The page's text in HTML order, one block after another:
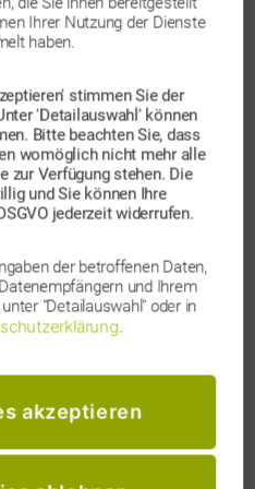
gibt, die unendlich viele
mit zielgerichteter Werbung
dass es der Kunde überhaupt
ganzen Thema ist, dass die
mit einer komplexen
Rechtsprechung einhergeht.
Konsequenzen, die Rechte
TCF, ePrivacy, TTDSG,
“beängstigend”.
Datenschutz auch
in der Werbe- bzw. Online-
Auslegung der Gesetze und
keine Planungssicherheit.
Ihrer Nutzung der Dienste
haben.
stimmen Sie der
'Detailauswahl' können
Bitte beachten Sie, dass
womöglich nicht mehr alle
zur Verfügung stehen. Die
und Sie können Ihre
jederzeit widerrufen.
der betroffenen Daten,
und Ihrem
"Detailauswahl" oder in
.
akzeptieren